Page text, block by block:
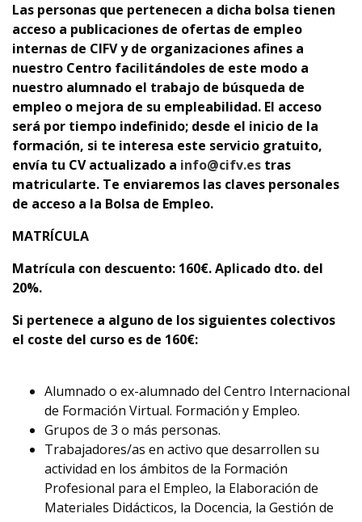
Las personas que pertenecen a dicha bolsa tienen
acceso a publicaciones de ofertas de empleo
internas de CIFV y de organizaciones afines a
nuestro Centro facilitándoles de este modo a
nuestro alumnado el trabajo de búsqueda de
empleo o mejora de su empleabilidad. El acceso
será por tiempo indefinido; desde el inicio de la
formación, si te interesa este servicio gratuito,
envía tu CV actualizado a info@cifv.es tras
matricularte. Te enviaremos las claves personales
de acceso a la Bolsa de Empleo.
MATRÍCULA
Matrícula con descuento: 160€. Aplicado dto. del
20%.
Si pertenece a alguno de los siguientes colectivos
el coste del curso es de 160€:
Alumnado o ex-alumnado del Centro Internacional
de Formación Virtual. Formación y Empleo.
Grupos de 3 o más personas.
Trabajadores/as en activo que desarrollen su
actividad en los ámbitos de la Formación
Profesional para el Empleo, la Elaboración de
Materiales Didácticos, la Docencia, la Gestión de